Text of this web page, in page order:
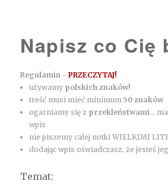
Napisz co Cię
Regulamin -PRZECZYTAJ!
używamy polskich znaków!
treść musi mieć minimum50 znaków
ogarniamy się z przekleństwami...
wpis
nie piszemy całej notki WIELKIMI
dodając wpis oświadczasz, że jesteś
Temat: